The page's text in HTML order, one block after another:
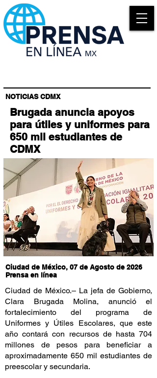
Brugada anuncia apoyos
para útiles y uniformes para
650 mil estudiantes de
CDMX
Ciudad de México, 07 de Agosto de 2026
Prensa en línea
Ciudad de México.– La jefa de Gobierno,
Clara Brugada Molina, anunció el
fortalecimiento del programa de
Uniformes y Útiles Escolares, que este
año contará con recursos de hasta 704
millones de pesos para beneficiar a
aproximadamente 650 mil estudiantes de
preescolar y secundaria.
NOTICIAS CDMX